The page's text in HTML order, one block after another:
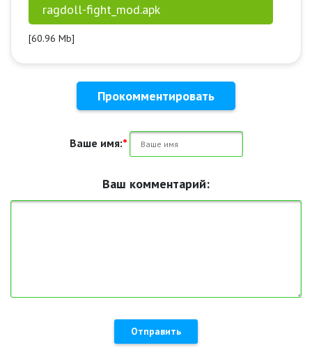
ragdoll-fight_mod.apk
[60.96 Mb]
Прокомментировать
Ваше имя:*
Ваш комментарий:
Отправить